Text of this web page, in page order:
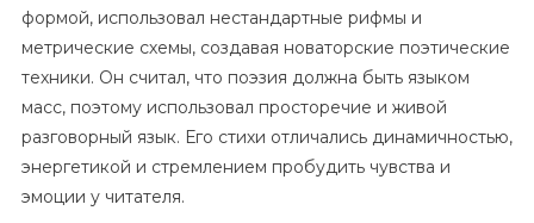
формой, использовал нестандартные рифмы и
метрические схемы, создавая новаторские поэтические
техники. Он считал, что поэзия должна быть языком
масс, поэтому использовал просторечие и живой
разговорный язык. Его стихи отличались динамичностью,
энергетикой и стремлением пробудить чувства и
эмоции у читателя.